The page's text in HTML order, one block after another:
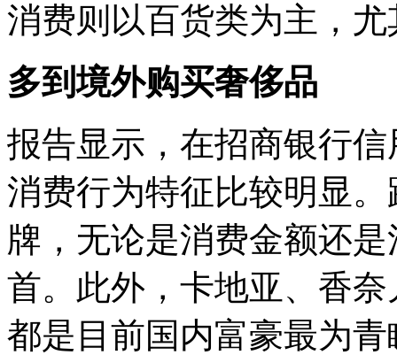
消费则以百货类为主，
多到境外购买奢侈品
报告显示，在招商银行
消费行为特征比较明显
牌，无论是消费金额还
首。此外，卡地亚、香
都是目前国内富豪最为